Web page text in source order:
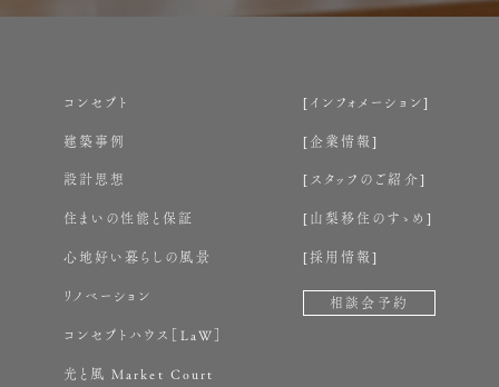
コンセプト
建築事例
設計思想
住まいの性能と保証
心地好い暮らしの風景
リノベーション
コンセプトハウス［LaW］
光と風 Market Court
インフォメーション
企業情報
スタッフのご紹介
山梨移住のすゝめ
採用情報
相談会予約